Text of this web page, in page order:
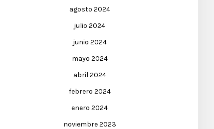
agosto 2024
julio 2024
junio 2024
mayo 2024
abril 2024
febrero 2024
enero 2024
noviembre 2023